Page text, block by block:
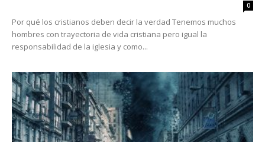
0
Por qué los cristianos deben decir la verdad Tenemos muchos
hombres con trayectoria de vida cristiana pero igual la
responsabilidad de la iglesia y como...